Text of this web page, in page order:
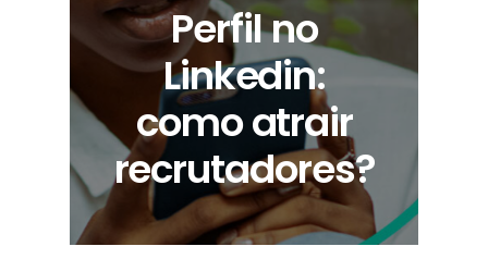
Perfil no
Linkedin:
como atrair
recrutadores?